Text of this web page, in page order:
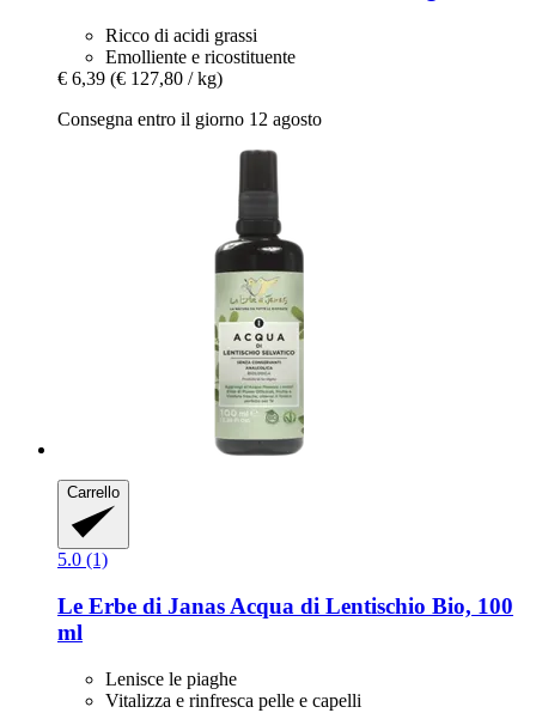
Ricco di acidi grassi
Emolliente e ricostituente
€ 6,39 (€ 127,80 / kg)
Consegna entro il giorno 12 agosto
Carrello
5.0 (1)
Le Erbe di Janas Acqua di Lentischio Bio, 100
ml
Lenisce le piaghe
Vitalizza e rinfresca pelle e capelli